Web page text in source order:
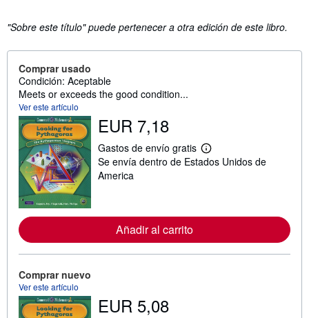
"Sobre este título" puede pertenecer a otra edición de este libro.
Comprar usado
Condición: Aceptable
Meets or exceeds the good condition...
Ver este artículo
EUR 7,18
Gastos de envío gratis
M
á
o
a
c
Se envía dentro de Estados Unidos de
America
Añadir al carrito
Comprar nuevo
Ver este artículo
EUR 5,08